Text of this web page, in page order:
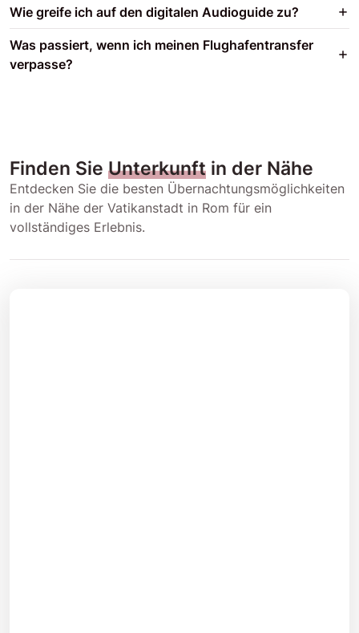
Wie greife ich auf den digitalen Audioguide zu?
Was passiert, wenn ich meinen Flughafentransfer
verpasse?
Finden Sie Unterkunft in der Nähe
Entdecken Sie die besten Übernachtungsmöglichkeiten
in der Nähe der Vatikanstadt in Rom für ein
vollständiges Erlebnis.